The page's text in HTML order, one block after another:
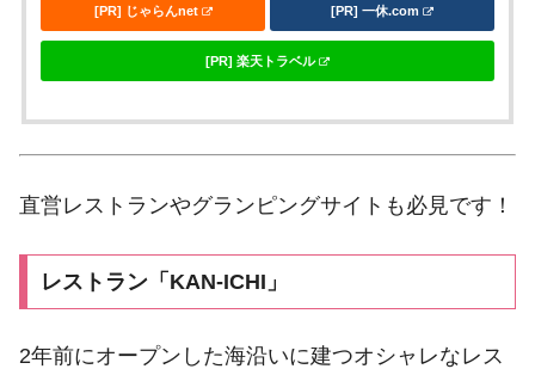
[PR] じゃらんnet [PR] 一休.com
[PR] 楽天トラベル
直営レストランやグランピングサイトも必見です！
レストラン「KAN-ICHI」
2年前にオープンした海沿いに建つオシャレなレス